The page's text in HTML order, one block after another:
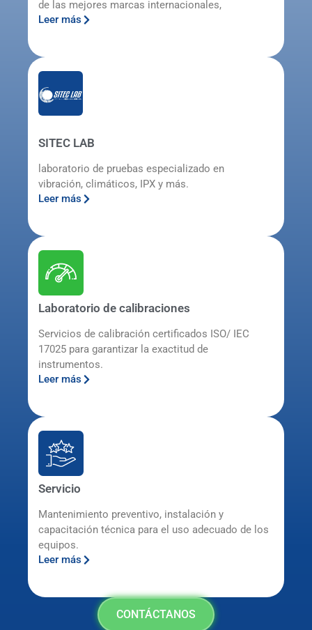
de las mejores marcas internacionales,
Leer más
SITEC LAB
laboratorio de pruebas especializado en
vibración, climáticos, IPX y más.
Leer más
Laboratorio de calibraciones
Servicios de calibración certificados ISO/ IEC
17025 para garantizar la exactitud de
instrumentos.
Leer más
Servicio
Mantenimiento preventivo, instalación y
capacitación técnica para el uso adecuado de los
equipos.
Leer más
CONTÁCTANOS